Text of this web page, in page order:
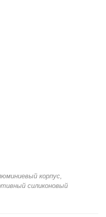
корпус,
силиконовый